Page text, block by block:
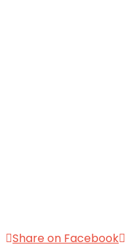
Share on Facebook